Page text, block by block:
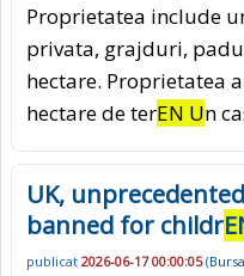
Proprietatea include
privata, grajduri,
hectare. Proprietatea
hectare de terEN Un
UK,
banned for childr
publicat 2026-06-17 00:00:05(Bursa